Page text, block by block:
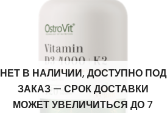
НЕТ В НАЛИЧИИ, ДОСТУПНО ПОД
ЗАКАЗ — СРОК ДОСТАВКИ
МОЖЕТ УВЕЛИЧИТЬСЯ ДО 7